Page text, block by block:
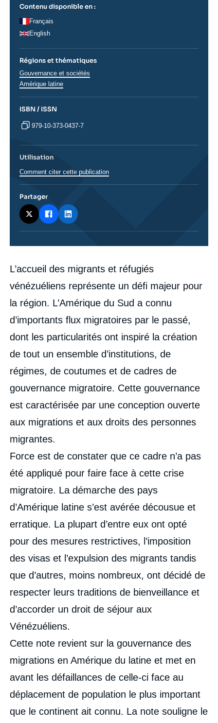
Corps
analyses
L’accueil des migrants et réfugiés
vénézuéliens représente un défi majeur pour
la région. L’Amérique du Sud a connu
d’importants flux migratoires par le passé,
dont les particularités ont inspiré la création
de tout un ensemble d’institutions, de
régimes, de coutumes et de cadres de
gouvernance migratoire. Cette gouvernance
est caractérisée par une conception ouverte
aux migrations et aux droits des personnes
migrantes.
Force est de constater que ce cadre n’a pas
été appliqué pour faire face à cette crise
migratoire. La démarche des pays
d’Amérique latine s’est avérée décousue et
erratique. La plupart d’entre eux ont opté
pour des mesures restrictives, l’imposition
des visas et l’expulsion des migrants tandis
que d’autres, moins nombreux, ont décidé de
respecter leurs traditions de bienveillance et
d’accorder un droit de séjour aux
Vénézuéliens.
Cette note revient sur la gouvernance des
migrations en Amérique du latine et met en
avant les défaillances de celle-ci face au
déplacement de population le plus important
que le continent ait connu. La note souligne le
Contenu disponible en :
Français
English
Régions et thématiques
Thématiques
analyses
Gouvernance et sociétés
Régions
Amérique latine
ISBN / ISSN
979-10-373-0437-7
Utilisation
Comment citer cette publication
Partager